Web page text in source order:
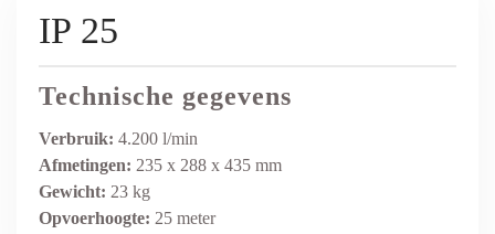
IP 25
Technische gegevens
Verbruik: 4.200 l/min
Afmetingen: 235 x 288 x 435 mm
Gewicht: 23 kg
Opvoerhoogte: 25 meter